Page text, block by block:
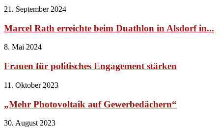
21. September 2024
Marcel Rath erreichte beim Duathlon in Alsdorf in...
8. Mai 2024
Frauen für politisches Engagement stärken
11. Oktober 2023
„Mehr Photovoltaik auf Gewerbedächern“
30. August 2023